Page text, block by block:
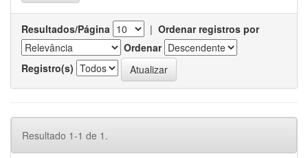
Resultados/Página | Ordenar registros por
Ordenar
Registro(s)
Resultado 1-1 de 1.